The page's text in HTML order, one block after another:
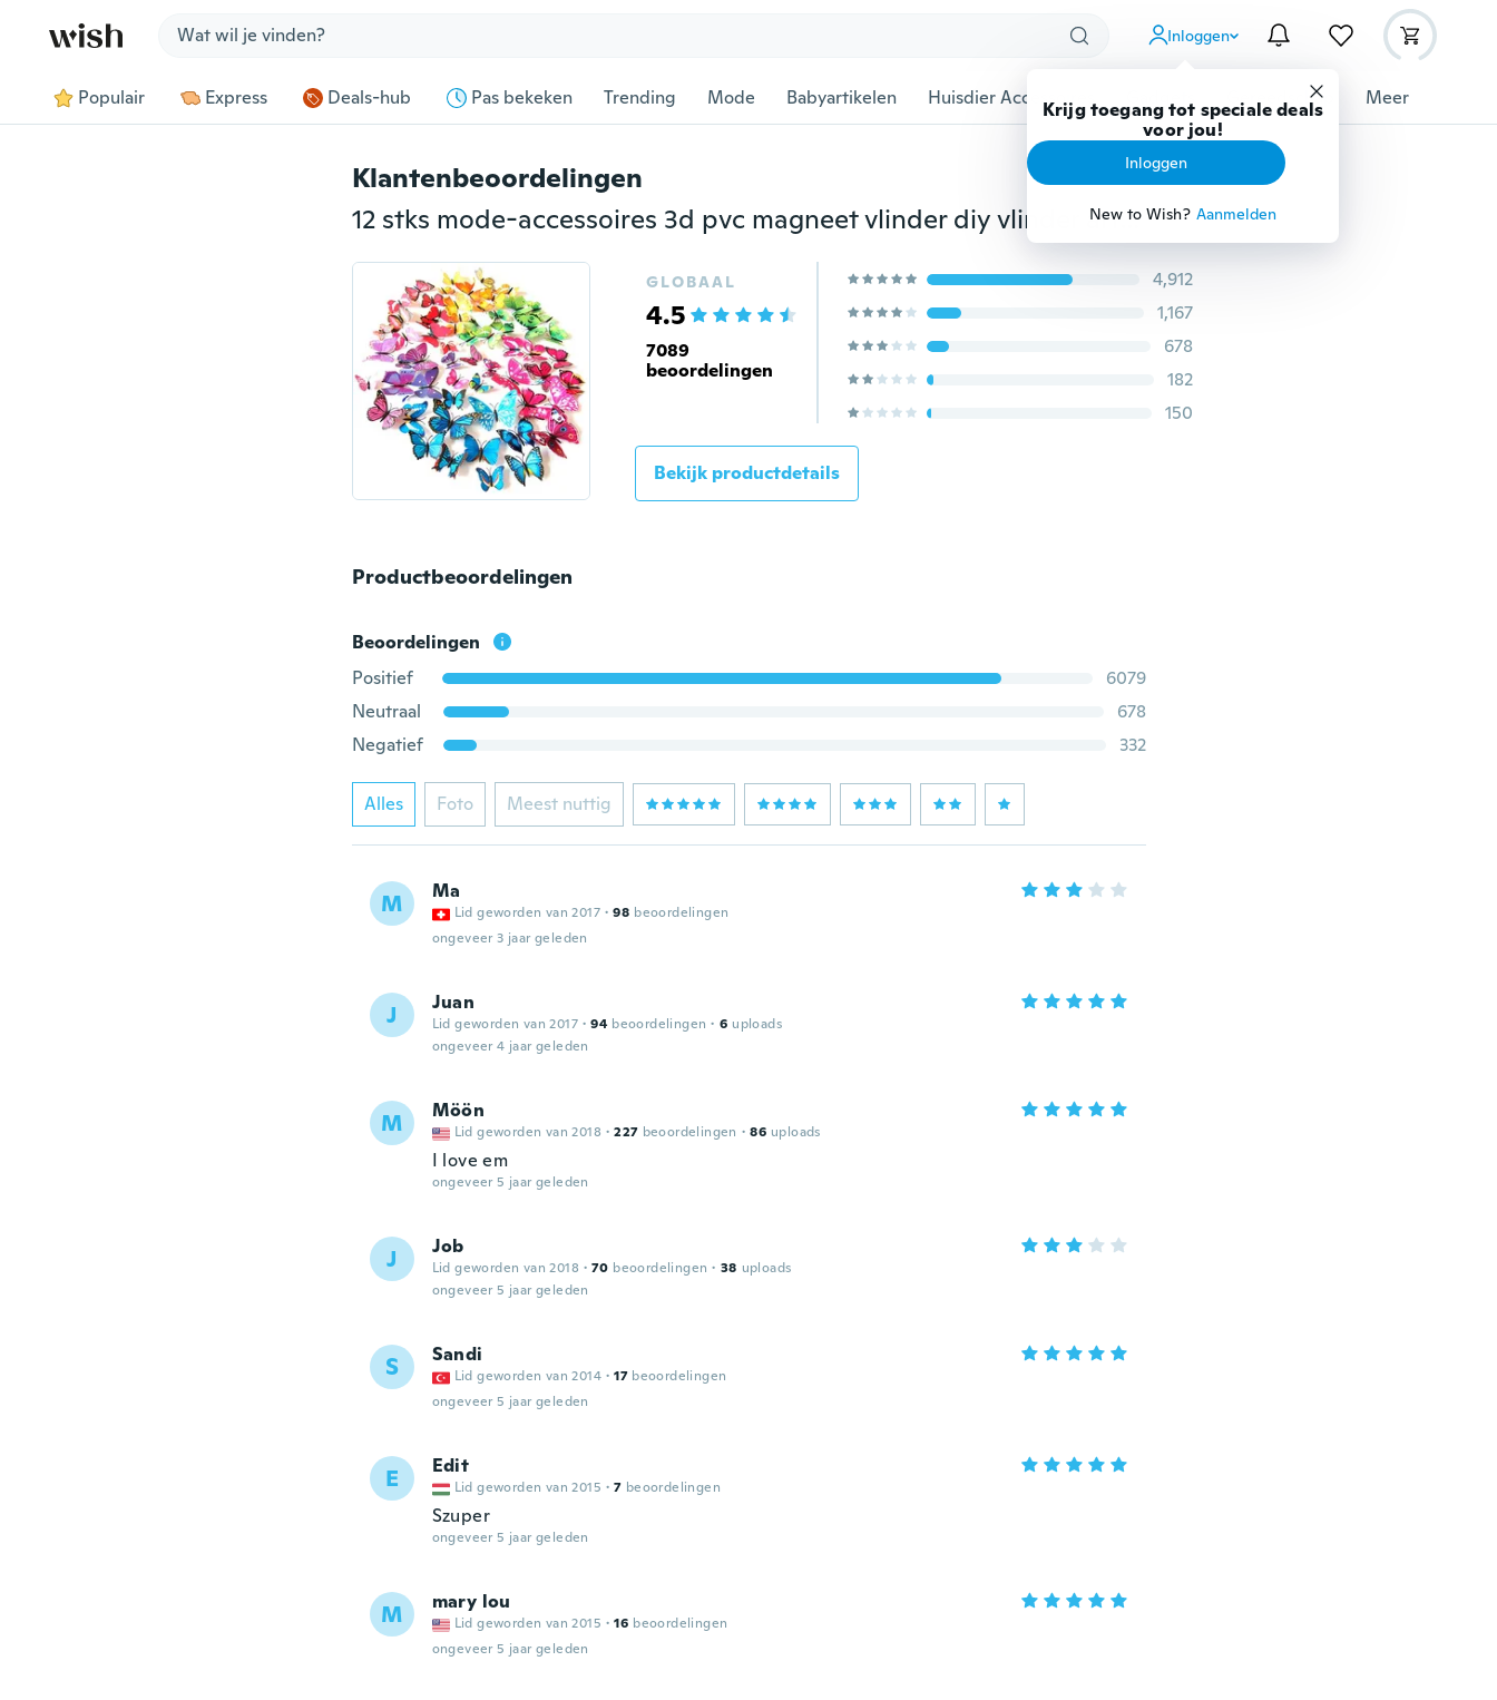
Inloggen
Krijg toegang tot speciale deals
voor jou!
Inloggen
New to Wish? Aanmelden
Populair Express Deals-hub Pas bekeken Trending Mode Babyartikelen Huisdier Accessoires Gereedschap Meer
Klantenbeoordelingen
12 stks mode-accessoires 3d pvc magneet vlinder diy vlinder art decal muurschildering stickers woondecoratie
GLOBAAL
4.5
7089
beoordelingen
4,912
1,167
678
182
150
Bekijk productdetails
Productbeoordelingen
Beoordelingen
Positief
6079
Neutraal
678
Negatief
332
Alles Foto Meest nuttig
M Ma
Lid geworden van 2017 · 98 beoordelingen
ongeveer 3 jaar geleden
J Juan
Lid geworden van 2017 · 94 beoordelingen · 6 uploads
ongeveer 4 jaar geleden
M Möön
Lid geworden van 2018 · 227 beoordelingen · 86 uploads
I love em
ongeveer 5 jaar geleden
J Job
Lid geworden van 2018 · 70 beoordelingen · 38 uploads
ongeveer 5 jaar geleden
S Sandi
Lid geworden van 2014 · 17 beoordelingen
ongeveer 5 jaar geleden
E Edit
Lid geworden van 2015 · 7 beoordelingen
Szuper
ongeveer 5 jaar geleden
M mary lou
Lid geworden van 2015 · 16 beoordelingen
ongeveer 5 jaar geleden